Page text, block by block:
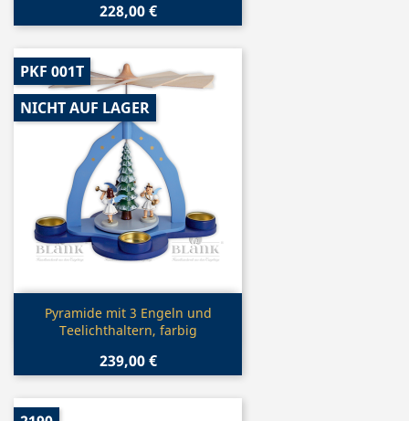
228,00 €
 Vorschau
Pyramide mit 3 Engeln und
Teelichthaltern, farbig
239,00 €
PKF 001T
NICHT AUF LAGER